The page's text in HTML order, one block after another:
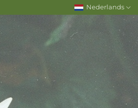
Nederlands